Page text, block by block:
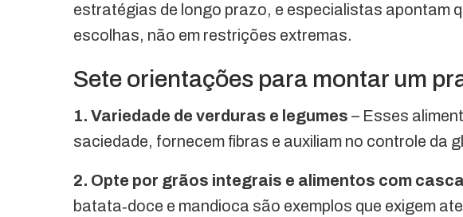
estratégias de longo prazo, e especialistas apontam
escolhas, não em restrições extremas.
Sete orientações para montar um
1. Variedade de verduras e legumes – Esses
saciedade, fornecem fibras e auxiliam no controle da
2. Opte por grãos integrais e alimentos com casca
batata‑doce e mandioca são exemplos que exigem